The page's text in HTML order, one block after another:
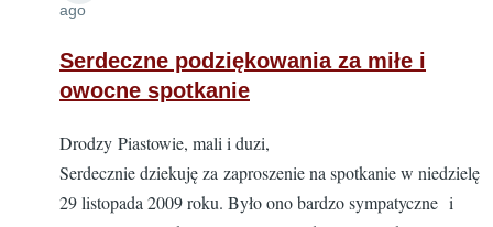
ago
Serdeczne podziękowania za miłe i
owocne spotkanie
Drodzy Piastowie, mali i duzi,
Serdecznie dziekuję za zaproszenie na spotkanie w niedzielę
29 listopada 2009 roku. Było ono bardzo sympatyczne i